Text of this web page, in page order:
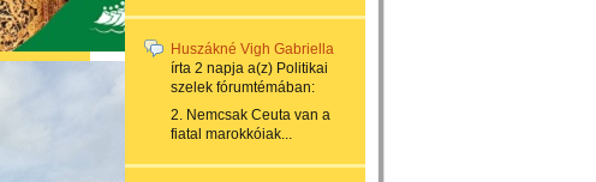
Huszákné Vigh Gabriella
írta 2 napja a(z) Politikai
szelek fórumtémában:
2. Nemcsak Ceuta van a
fiatal marokkóiak...